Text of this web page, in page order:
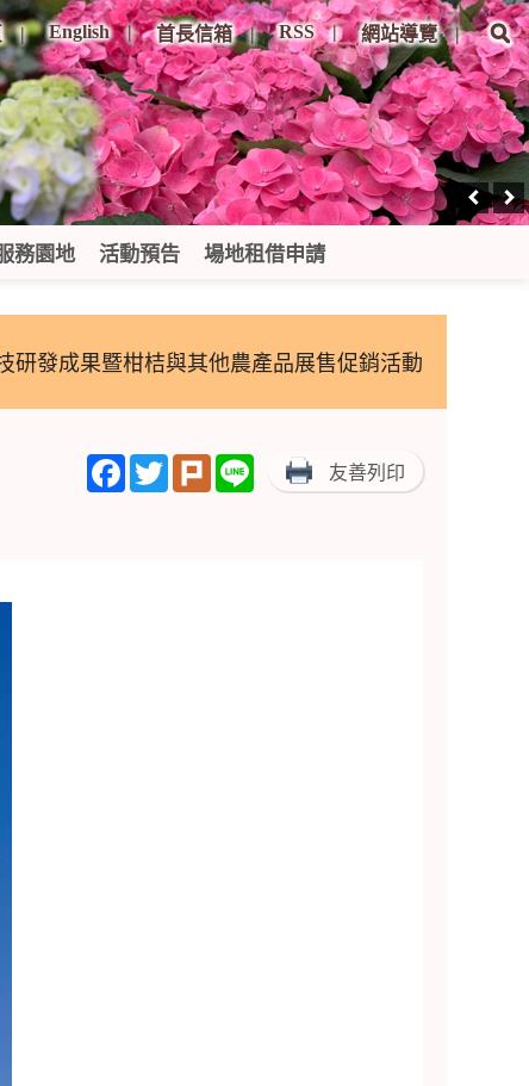
English 首長信箱 RSS 網站導覽
務園地 活動預告 場地租借申請
研發成果暨柑桔與其他農產品展售促銷活動
Facebook
TwitterPlurk Line 友善列印